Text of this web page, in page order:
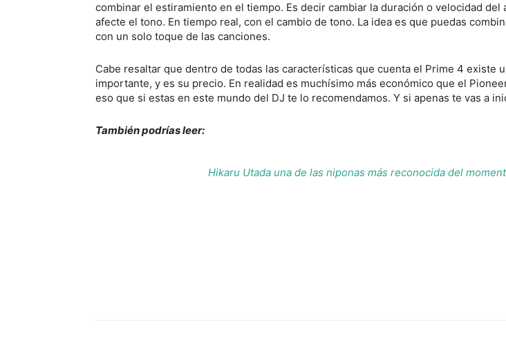
combinar el estiramiento en el tiempo. Es decir cambiar la duración o velocidad del
afecte el tono. En tiempo real, con el cambio de tono. La idea es que puedas
con un solo toque de las canciones.
Cabe resaltar que dentro de todas las características que cuenta el Prime 4 existe
importante, y es su precio. En realidad es muchísimo más económico que el
eso que si estas en este mundo del DJ te lo recomendamos. Y si apenas te vas a
También podrías leer:
Hikaru Utada una de las niponas más reconocida del